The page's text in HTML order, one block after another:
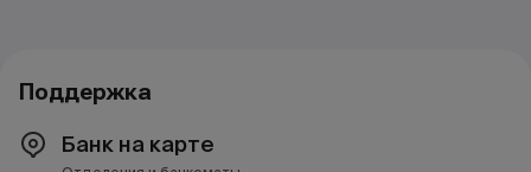
Поддержка
Банк на карте